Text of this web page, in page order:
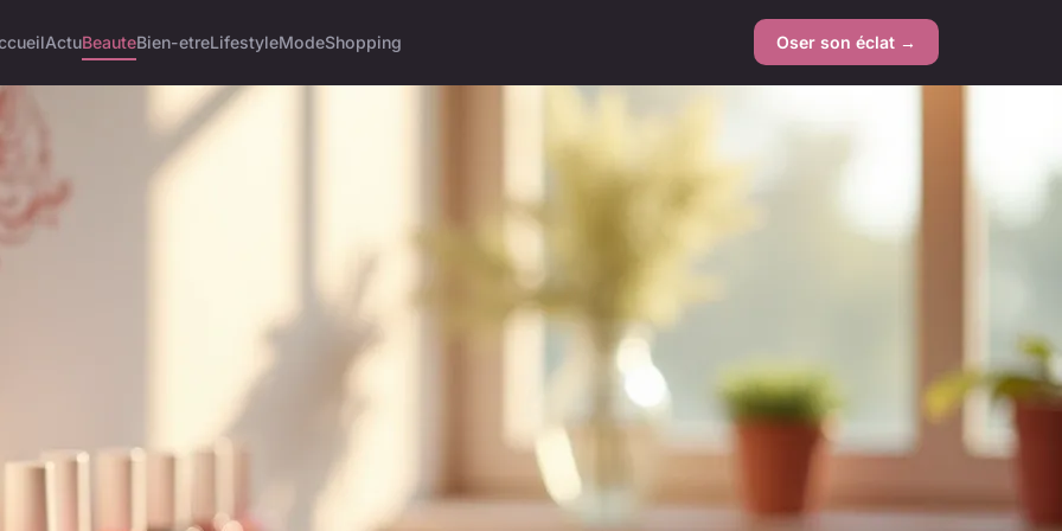
ActuBeauteBien-etreLifestyleModeShopping Oser son éclat →